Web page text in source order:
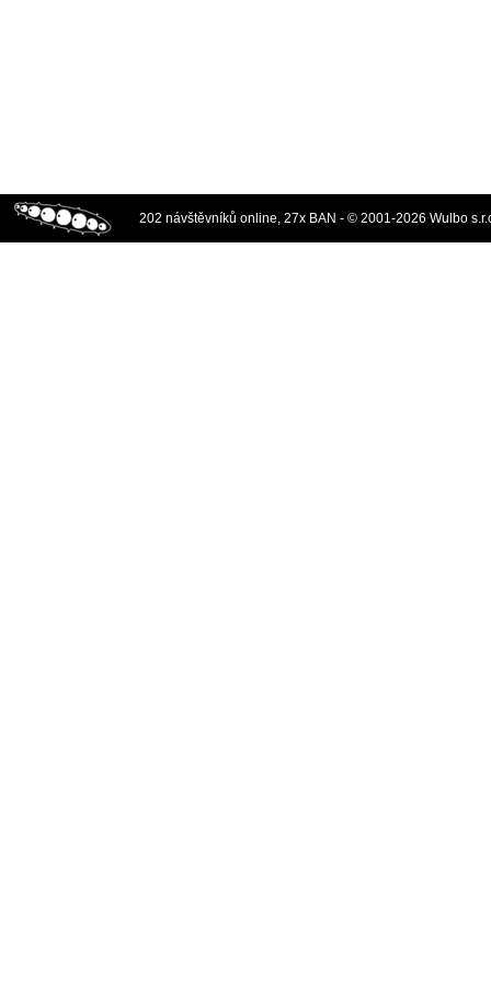
202 návštěvníků online, 27x BAN - © 2001-2026 Wulbo